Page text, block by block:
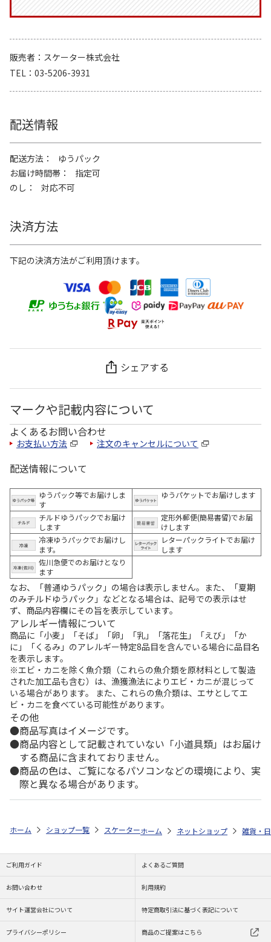
販売者
スケーター株式会社
TEL
03-5206-3931
配送情報
配送方法
ゆうパック
お届け時間帯
指定可
のし
対応不可
決済方法
下記の決済方法がご利用頂けます。
シェアする
マークや記載内容について
よくあるお問い合わせ
お支払い方法 注文のキャンセルについて
配送情報について
ゆうパック等でお届けしま
す
ゆうパケットでお届けします
チルドゆうパックでお届け
します
定形外郵便(簡易書留)でお届
けします
冷凍ゆうパックでお届けし
ます。
レターパックライトでお届け
します
佐川急便でのお届けとなり
ます
なお、「普通ゆうパック」の場合は表示しません。また、「夏期
のみチルドゆうパック」などとなる場合は、記号での表示はせ
ず、商品内容欄にその旨を表示しています。
アレルギー情報について
商品に「小麦」「そば」「卵」「乳」「落花生」「えび」「か
に」「くるみ」のアレルギー特定8品目を含んでいる場合に品目名
を表示します。
※エビ・カニを除く魚介類（これらの魚介類を原材料として製造
された加工品も含む）は、漁獲漁法によりエビ・カニが混じって
いる場合があります。 また、これらの魚介類は、エサとしてエ
ビ・カニを食べている可能性があります。
その他
商品写真はイメージです。
商品内容として記載されていない「小道具類」はお届け
する商品に含まれておりません。
商品の色は、ご覧になるパソコンなどの環境により、実
際と異なる場合があります。
ホーム ショップ一覧 スケーター ふくろう置物 (信楽焼) 鴻月 KOSFU1
ホーム ネットショップ 雑貨・
ご利用ガイド よくあるご質問
お問い合わせ 利用規約
サイト運営会社について 特定商取引法に基づく表記について
プライバシーポリシー 商品のご提案はこちら